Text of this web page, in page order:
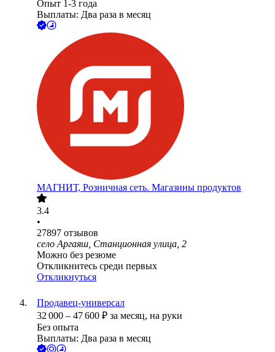
Опыт 1-3 года
Выплаты: Два раза в месяц
МАГНИТ, Розничная сеть. Магазины продуктов
3.4
•
27897 отзывов
село Аргаяш, Станционная улица, 2
Можно без резюме
Откликнитесь среди первых
Откликнуться
Продавец-универсал
32 000 – 47 600 ₽ за месяц, на руки
Без опыта
Выплаты: Два раза в месяц